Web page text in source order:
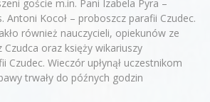
goście m.in. Pani Izabela Pyra –
Antoni Kocoł – proboszcz parafii Czudec.
również nauczycieli, opiekunów ze
Czudca oraz księży wikariuszy
Czudec. Wieczór upłynął uczestnikom
trwały do późnych godzin